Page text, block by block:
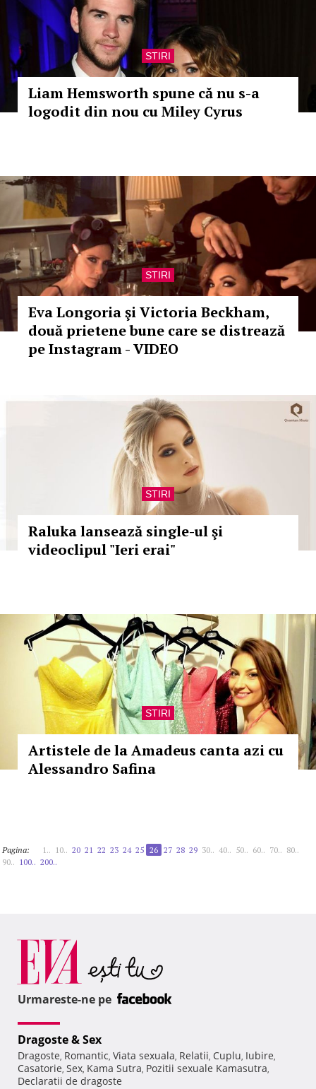
STIRI
Liam Hemsworth spune că nu s-a
logodit din nou cu Miley Cyrus
STIRI
Eva Longoria şi Victoria Beckham,
două prietene bune care se distrează
pe Instagram - VIDEO
STIRI
Raluka lansează single-ul şi
videoclipul "Ieri erai"
STIRI
Artistele de la Amadeus canta azi cu
Alessandro Safina
Pagina: 1.. 10.. 20 21 22 23 24 25 26 27 28 29 30.. 40.. 50.. 60.. 70.. 80..
90.. 100.. 200..
Urmareste-ne pe
Dragoste & Sex
Dragoste, Romantic, Viata sexuala, Relatii, Cuplu, Iubire,
Casatorie, Sex, Kama Sutra, Pozitii sexuale Kamasutra,
Declaratii de dragoste